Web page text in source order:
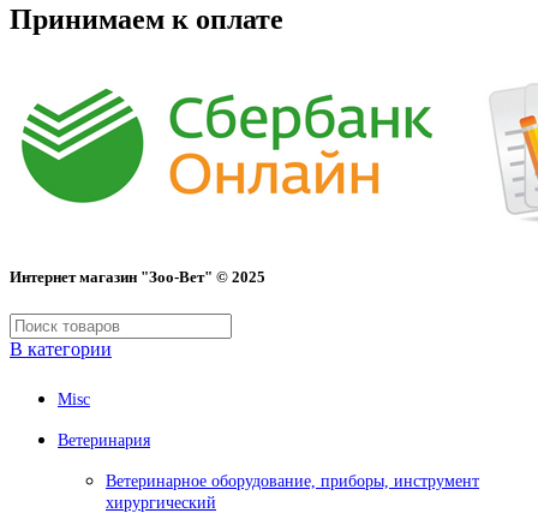
Принимаем к оплате
Интернет магазин "Зоо-Вет" © 2025
В категории
Misc
Ветеринария
Ветеринарное оборудование, приборы, инструмент
хирургический